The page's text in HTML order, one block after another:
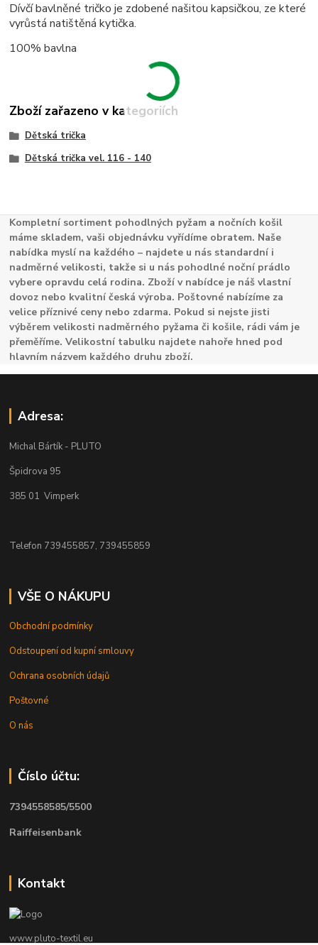
Dívčí bavlněné tričko je zdobené našitou kapsičkou, ze které
vyrůstá natištěná kytička.
100% bavlna
Zboží zařazeno v kategoriích
Dětská trička
Dětská trička vel. 116 - 140
Kompletní sortiment pohodlných pyžam a nočních košil
máme skladem, vaši objednávku vyřídíme obratem. Naše
nabídka myslí na každého – najdete u nás standardní i
nadměrné velikosti, takže si u nás pohodlné noční prádlo
vybere opravdu celá rodina. Zboží v nabídce je náš vlastní
dovoz nebo kvalitní česká výroba. Poštovné nabízíme za
velice příznivé ceny nebo zdarma. Pokud si nejste jisti
výběrem velikosti nadměrného pyžama či košile, rádi vám je
přeměříme. Velikostní tabulku najdete nahoře hned pod
hlavním názvem každého druhu zboží.
Adresa:
Michal Bártík - PLUTO
Špidrova 95
385 01 Vimperk
Telefon 739455857, 739455859
VŠE O NÁKUPU
Obchodní podmínky
Odstoupení od kupní smlouvy
Ochrana osobních údajů
Poštovné
O nás
Číslo účtu:
7394558585/5500
Raiffeisenbank
Kontakt
www.pluto-textil.eu